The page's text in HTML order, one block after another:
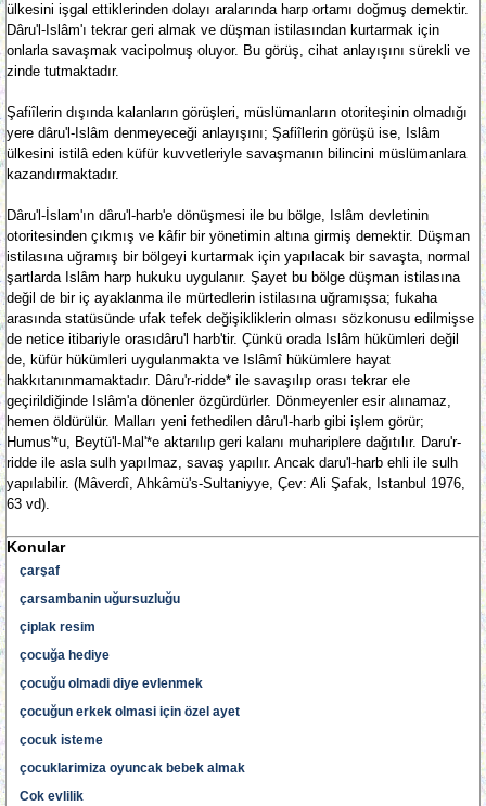
ülkesini işgal ettiklerinden dolayı aralarında harp ortamı doğmuş demektir.
Dâru'l-Islâm'ı tekrar geri almak ve düşman istilasından kurtarmak için
onlarla savaşmak vacipolmuş oluyor. Bu görüş, cihat anlayışını sürekli ve
zinde tutmaktadır.
Şafiîlerin dışında kalanların görüşleri, müslümanların otoriteşinin olmadığı
yere dâru'l-Islâm denmeyeceği anlayışını; Şafiîlerin görüşü ise, Islâm
ülkesini istilâ eden küfür kuvvetleriyle savaşmanın bilincini müslümanlara
kazandırmaktadır.
Dâru'l-İslam'ın dâru'l-harb'e dönüşmesi ile bu bölge, Islâm devletinin
otoritesinden çıkmış ve kâfir bir yönetimin altına girmiş demektir. Düşman
istilasına uğramış bir bölgeyi kurtarmak için yapılacak bir savaşta, normal
şartlarda Islâm harp hukuku uygulanır. Şayet bu bölge düşman istilasına
değil de bir iç ayaklanma ile mürtedlerin istilasına uğramışsa; fukaha
arasında statüsünde ufak tefek değişikliklerin olması sözkonusu edilmişse
de netice itibariyle orasıdâru'l harb'tir. Çünkü orada Islâm hükümleri değil
de, küfür hükümleri uygulanmakta ve Islâmî hükümlere hayat
hakkıtanınmamaktadır. Dâru'r-ridde* ile savaşılıp orası tekrar ele
geçirildiğinde Islâm'a dönenler özgürdürler. Dönmeyenler esir alınamaz,
hemen öldürülür. Malları yeni fethedilen dâru'l-harb gibi işlem görür;
Humus'*u, Beytü'l-Mal'*e aktarılıp geri kalanı muhariplere dağıtılır. Daru'r-
ridde ile asla sulh yapılmaz, savaş yapılır. Ancak daru'l-harb ehli ile sulh
yapılabilir. (Mâverdî, Ahkâmü's-Sultaniyye, Çev: Ali Şafak, Istanbul 1976,
63 vd).
Konular
çarşaf
çarsambanin uğursuzluğu
çiplak resim
çocuğa hediye
çocuğu olmadi diye evlenmek
çocuğun erkek olmasi için özel ayet
çocuk isteme
çocuklarimiza oyuncak bebek almak
Cok evlilik